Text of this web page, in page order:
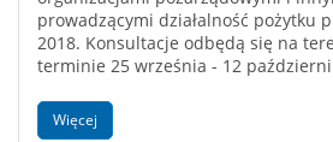
prowadzącymi działalność pożytku
2018. Konsultacje odbędą się na
terminie 25 września - 12
Więcej